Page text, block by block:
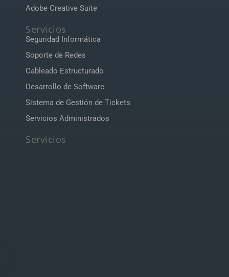
Adobe Creative Suite
Servicios
Seguridad Informática
Soporte de Redes
Cableado Estructurado
Desarrollo de Software
Sistema de Gestión de Tickets
Servicios Administrados
Servicios